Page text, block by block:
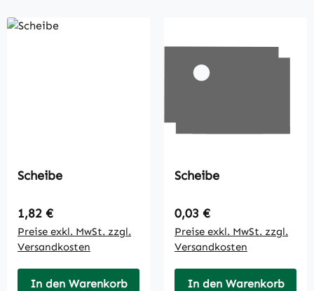
Scheibe
Regulärer Preis:
1,82 €
Preise exkl. MwSt. zzgl.
Versandkosten
In den Warenkorb
Scheibe
Regulärer Preis:
0,03 €
Preise exkl. MwSt. zzgl.
Versandkosten
In den Warenkorb